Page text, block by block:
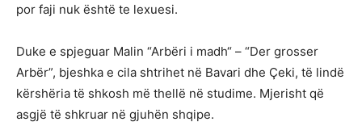
por faji nuk është te lexuesi.
Duke e spjeguar Malin “Arbëri i madh“ – “Der grosser
Arbër”, bjeshka e cila shtrihet në Bavari dhe Çeki, të lindë
kërshëria të shkosh më thellë në studime. Mjerisht që
asgjë të shkruar në gjuhën shqipe.